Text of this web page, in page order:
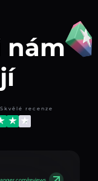
nám
recenze
reviews